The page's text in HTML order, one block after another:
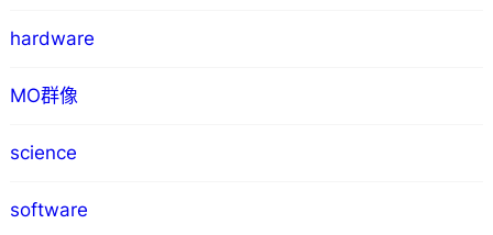
hardware
MO群像
science
software